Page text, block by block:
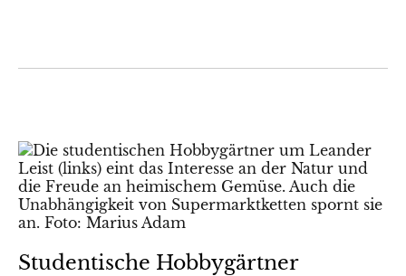
Studentische Hobbygärtner